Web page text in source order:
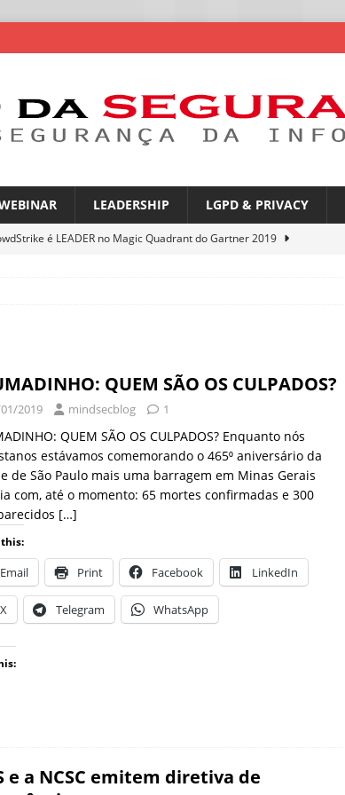
LEADERSHIP LGPD & PRIVACY
é LEADER no Magic Quadrant do Gartner 2019
promessas de emprego na Meta, Disney, Coca-Cola e Spotify
guardrails, a autonomia da IA se torna um risco
NOTÍCIAS
taxa de sucesso de phishing para 54%
QUEM SÃO OS CULPADOS?
2019 mindsecblog 1
QUEM SÃO OS CULPADOS? Enquanto nós
estávamos comemorando o 465⁰ aniversário da
de São Paulo mais uma barragem em Minas Gerais
com, até o momento: 65 mortes confirmadas e 300
[…]
Email Print Facebook LinkedIn
X Telegram WhatsApp
e a NCSC emitem diretiva de